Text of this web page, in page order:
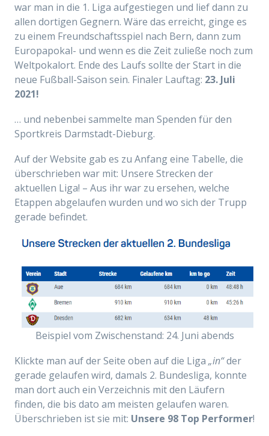
war man in die 1. Liga aufgestiegen und lief dann zu
allen dortigen Gegnern. Wäre das erreicht, ginge es
zu einem Freundschaftsspiel nach Bern, dann zum
Europapokal- und wenn es die Zeit zuließe noch zum
Weltpokalort. Ende des Laufs sollte der Start in die
neue Fußball-Saison sein. Finaler Lauftag: 23. Juli
2021!
… und nebenbei sammelte man Spenden für den
Sportkreis Darmstadt-Dieburg.
Auf der Website gab es zu Anfang eine Tabelle, die
überschrieben war mit: Unsere Strecken der
aktuellen Liga! – Aus ihr war zu ersehen, welche
Etappen abgelaufen wurden und wo sich der Trupp
gerade befindet.
Beispiel vom Zwischenstand: 24. Juni abends
Klickte man auf der Seite oben auf die Liga „in“der
gerade gelaufen wird, damals 2. Bundesliga, konnte
man dort auch ein Verzeichnis mit den Läufern
finden, die bis dato am meisten gelaufen waren.
Überschrieben ist sie mit: Unsere 98 Top Performer!